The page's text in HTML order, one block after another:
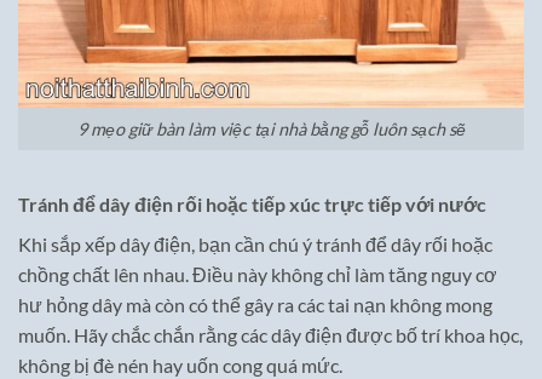
9 mẹo giữ bàn làm việc tại nhà bằng gỗ luôn sạch sẽ
Tránh để dây điện rối hoặc tiếp xúc trực tiếp với nước
Khi sắp xếp dây điện, bạn cần chú ý tránh để dây rối hoặc
chồng chất lên nhau. Điều này không chỉ làm tăng nguy cơ
hư hỏng dây mà còn có thể gây ra các tai nạn không mong
muốn. Hãy chắc chắn rằng các dây điện được bố trí khoa học,
không bị đè nén hay uốn cong quá mức.